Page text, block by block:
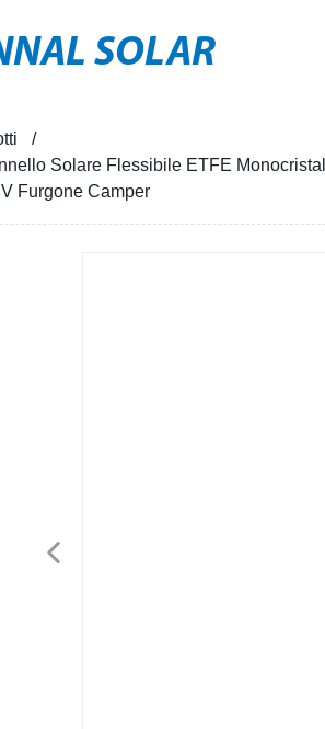
SOLAR
Solare Flessibile ETFE
Furgone Camper